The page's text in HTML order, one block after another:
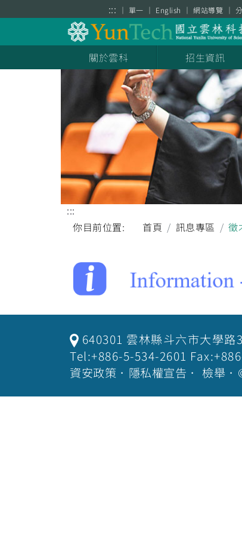
::: 單一 English 網站導覽
關於雲科 招生資訊
:::
你目前位置:
首頁 訊息專區 徵
640301 雲林縣斗六市大學路
Tel:+886-5-534-2601
資安政策 ． 隱私權宣告 ． 檢舉